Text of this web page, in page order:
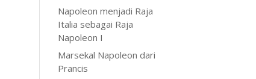
Napoleon menjadi Raja
Italia sebagai Raja
Napoleon I
Marsekal Napoleon dari
Prancis